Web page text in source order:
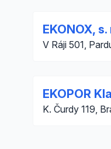
EKONOX, s.
V Ráji 501,
EKOPOR
K. Čurdy 119,